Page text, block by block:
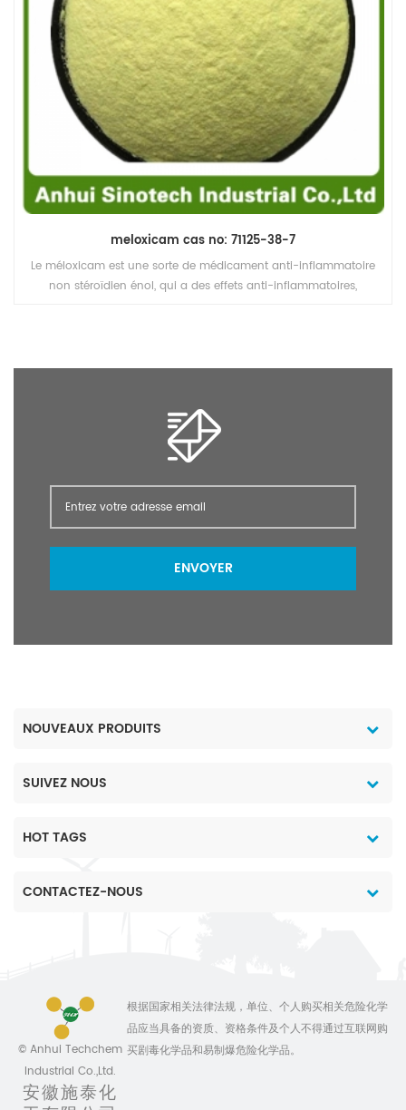
meloxicam cas no: 71125-38-7
Le méloxicam est une sorte de médicament anti-inflammatoire
non stéroïdien énol, qui a des effets anti-inflammatoires,
ENVOYER
NOUVEAUX PRODUITS
SUIVEZ NOUS
HOT TAGS
CONTACTEZ-NOUS
© Anhui Techchem
Industrial Co.,Ltd.
安徽施泰化
根据国家相关法律法规，单位、个人购买相关危险化学
品应当具备的资质、资格条件及个人不得通过互联网购
买剧毒化学品和易制爆危险化学品。